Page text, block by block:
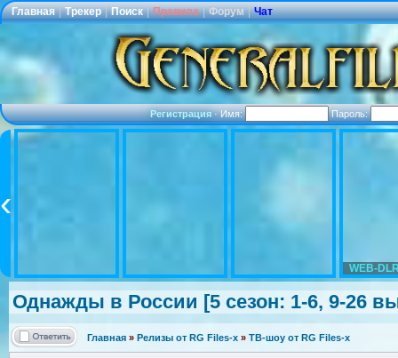
Главная | Трекер | Поиск | Правила | Форум | Чат
Регистрация·Имя: Пароль:
WEB-
Однажды в России [5 сезон: 1-6, 9-26
Главная » Релизы от RG Files-x » ТВ-шоу от RG Files-x